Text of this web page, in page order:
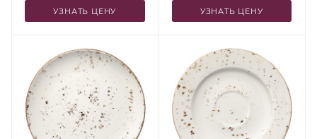
УЗНАТЬ ЦЕНУ УЗНАТЬ ЦЕНУ